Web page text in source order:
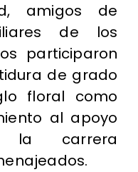
amigos de
de los
participaron
de grado
floral como
al apoyo
la carrera